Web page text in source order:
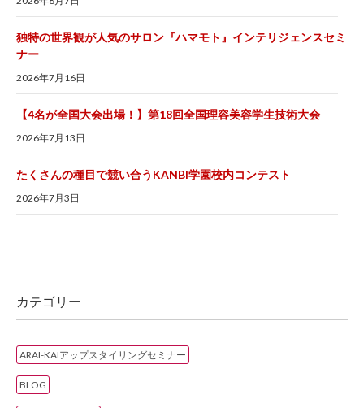
独特の世界観が人気のサロン『ハマモト』インテリジェンスセミ
ナー
2026年7月16日
【4名が全国大会出場！】第18回全国理容美容学生技術大会
2026年7月13日
たくさんの種目で競い合うKANBI学園校内コンテスト
2026年7月3日
カテゴリー
ARAI-KAIアップスタイリングセミナー
BLOG